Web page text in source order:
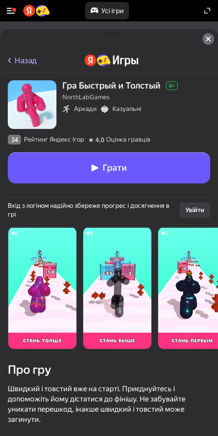
Усі ігри
50+ топ-ігор, у які грають
навіть ті, хто «не грає»
64
Назад
Гра Быстрый и Толстый 6+
NorthLabGames
Аркади
Казуальні
34 Рейтинг Яндекс Ігор 4,0 Оцінка гравців
Грати
Вхід з логіном надійно збереже прогрес і досягнення в
грі
Увійти
Про гру
Швидкий і товстий вже на старті. Приєднуйтесь і
допоможіть йому дістатися до фінішу. Не забувайте
уникати перешкод, інакше швидкий і товстий може
загинути.